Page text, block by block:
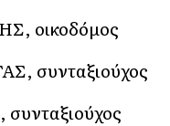
οικοδόμος
συνταξιούχος